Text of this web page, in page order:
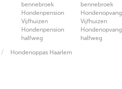
bennebroek
Hondenpension
Vijfhuizen
Hondenpension
halfweg
bennebroek
Hondenopvang
Vijfhuizen
Hondenopvang
halfweg
Hondenoppas Haarlem